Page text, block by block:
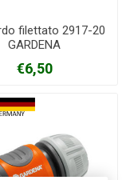
filettato 2917-20
GARDENA
€6,50